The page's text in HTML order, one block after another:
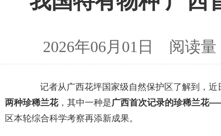
2026年06月01日 阅读
记者从广西花坪国家级自然保护区了解到，近
两种珍稀兰花，其中一种是广西首次记录的珍稀兰花
区本轮综合科学考察再添新成果。